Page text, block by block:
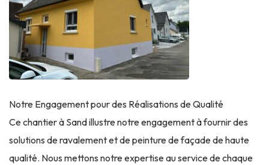
Notre Engagement pour des Réalisations de Qualité
Ce chantier à Sand illustre notre engagement à fournir des
solutions de ravalement et de peinture de façade de haute
qualité. Nous mettons notre expertise au service de chaque